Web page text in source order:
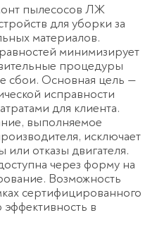
пылесосов ЛЖ
для уборки за
материалов.
минимизирует
процедуры
сбои. Основная цель —
исправности
для клиента.
выполняемое
исключает
или отказы двигателя.
через форму на
Возможность
сертифицированного
в